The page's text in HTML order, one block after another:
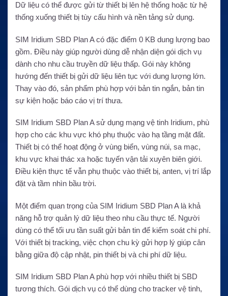
Dữ liệu có thể được gửi từ thiết bị lên hệ thống hoặc từ hệ
thống xuống thiết bị tùy cấu hình và nền tảng sử dụng.
SIM Iridium SBD Plan A có đặc điểm 0 KB dung lượng bao
gồm. Điều này giúp người dùng dễ nhận diện gói dịch vụ
dành cho nhu cầu truyền dữ liệu thấp. Gói này không
hướng đến thiết bị gửi dữ liệu liên tục với dung lượng lớn.
Thay vào đó, sản phẩm phù hợp với bản tin ngắn, bản tin
sự kiện hoặc báo cáo vị trí thưa.
SIM Iridium SBD Plan A sử dụng mạng vệ tinh Iridium, phù
hợp cho các khu vực khó phụ thuộc vào hạ tầng mặt đất.
Thiết bị có thể hoạt động ở vùng biển, vùng núi, sa mạc,
khu vực khai thác xa hoặc tuyến vận tải xuyên biên giới.
Điều kiện thực tế vẫn phụ thuộc vào thiết bị, anten, vị trí lắp
đặt và tầm nhìn bầu trời.
Một điểm quan trọng của SIM Iridium SBD Plan A là khả
năng hỗ trợ quản lý dữ liệu theo nhu cầu thực tế. Người
dùng có thể tối ưu tần suất gửi bản tin để kiểm soát chi phí.
Với thiết bị tracking, việc chọn chu kỳ gửi hợp lý giúp cân
bằng giữa độ cập nhật, pin thiết bị và chi phí dữ liệu.
SIM Iridium SBD Plan A phù hợp với nhiều thiết bị SBD
tương thích. Gói dịch vụ có thể dùng cho tracker vệ tinh,